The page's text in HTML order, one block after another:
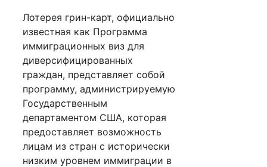
Лотерея грин-карт, официально
известная как Программа
иммиграционных виз для
диверсифицированных
граждан, представляет собой
программу, администрируемую
Государственным
департаментом США, которая
предоставляет возможность
лицам из стран с исторически
низким уровнем иммиграции в